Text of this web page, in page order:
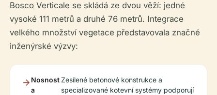
Bosco Verticale se skládá ze dvou věží: jedné
vysoké 111 metrů a druhé 76 metrů. Integrace
velkého množství vegetace představovala značné
inženýrské výzvy:
Nosnost
a
Zesílené betonové konstrukce a
specializované kotevní systémy podporují